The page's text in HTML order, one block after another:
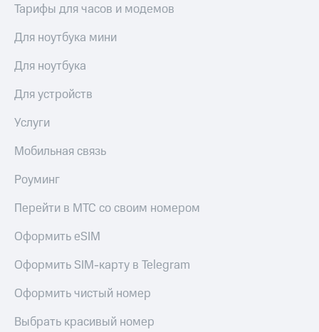
Тарифы для часов и модемов
Для ноутбука мини
Для ноутбука
Для устройств
Услуги
Мобильная связь
Роуминг
Перейти в МТС со своим номером
Оформить eSIM
Оформить SIM-карту в Telegram
Оформить чистый номер
Выбрать красивый номер